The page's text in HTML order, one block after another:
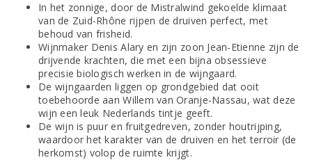
In het zonnige, door de Mistralwind gekoelde klimaat
van de Zuid-Rhône rijpen de druiven perfect, met
behoud van frisheid.
Wijnmaker Denis Alary en zijn zoon Jean-Etienne zijn de
drijvende krachten, die met een bijna obsessieve
precisie biologisch werken in de wijngaard.
De wijngaarden liggen op grondgebied dat ooit
toebehoorde aan Willem van Oranje-Nassau, wat deze
wijn een leuk Nederlands tintje geeft.
De wijn is puur en fruitgedreven, zonder houtrijping,
waardoor het karakter van de druiven en het terroir (de
herkomst) volop de ruimte krijgt.